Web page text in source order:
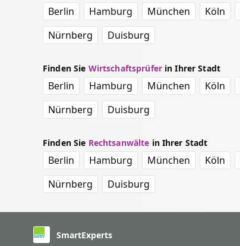
Berlin Hamburg München Köln
Nürnberg
Duisburg
Finden Sie Wirtschaftsprüferin Ihrer Stadt
Berlin Hamburg München Köln
Nürnberg
Duisburg
Finden Sie Rechtsanwälte in Ihrer Stadt
Berlin Hamburg München Köln
Nürnberg
Duisburg
SmartExperts